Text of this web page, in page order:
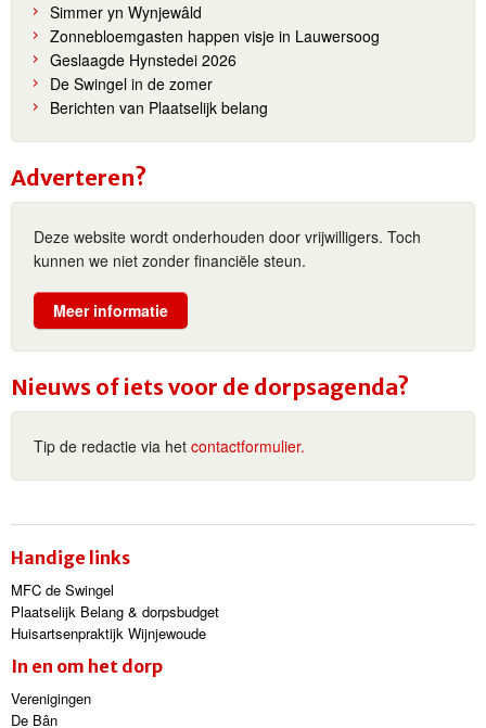
Simmer yn Wynjewâld
Zonnebloemgasten happen visje in Lauwersoog
Geslaagde Hynstedei 2026
De Swingel in de zomer
Berichten van Plaatselijk belang
Adverteren?
Deze website wordt onderhouden door vrijwilligers. Toch
kunnen we niet zonder financiële steun.
Meer informatie
Nieuws of iets voor de dorpsagenda?
Tip de redactie via het contactformulier.
Handige links
MFC de Swingel
Plaatselijk Belang & dorpsbudget
Huisartsenpraktijk Wijnjewoude
In en om het dorp
Verenigingen
De Bân